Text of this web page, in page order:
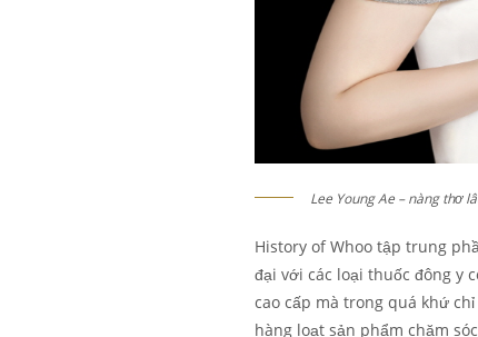
Lee Young Ae – nàng thơ
History of Whoo tập trung
đại với các loại thuốc đông y
cao cấp mà trong quá khứ
hàng loạt sản phẩm chăm